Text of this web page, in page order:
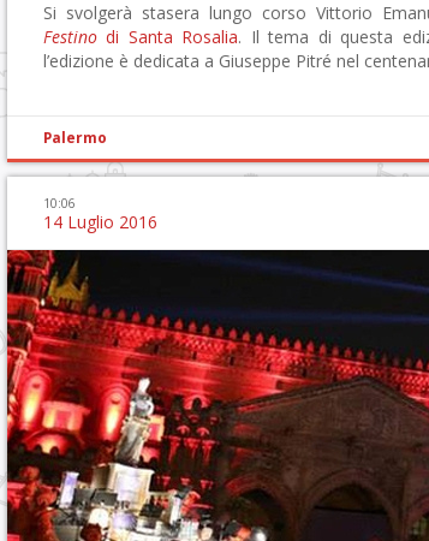
Si svolgerà stasera lungo corso Vittorio
Festino di Santa Rosalia. Il tema di questa
l’edizione è dedicata a Giuseppe Pitré nel
Palermo
10:06
14 Luglio 2016